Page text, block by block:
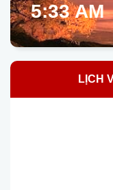
5:33 AM
LỊCH